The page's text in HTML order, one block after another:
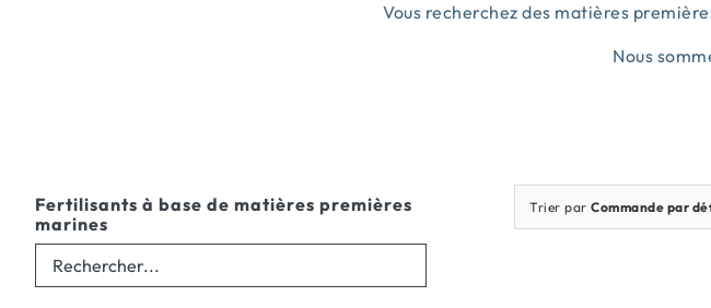
Vous recherchez des matières
Nous
Trier parCommande par
Fertilisants à base de matières premières
marines